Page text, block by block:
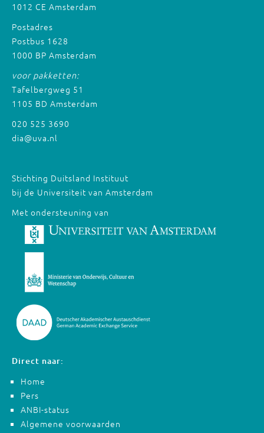
1012 CE Amsterdam
Postadres
Postbus 1628
1000 BP Amsterdam
voor pakketten:
Tafelbergweg 51
1105 BD Amsterdam
020 525 3690
dia@uva.nl
Stichting Duitsland Instituut
bij de Universiteit van Amsterdam
Met ondersteuning van
Direct naar:
Home
Pers
ANBI-status
Algemene voorwaarden